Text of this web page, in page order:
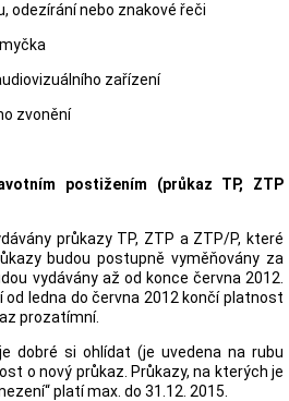
odezírání nebo znakové řeči
zařízení
zvonění
postižením (průkaz TP, ZTP
průkazy TP, ZTP a ZTP/P, které
budou postupně vyměňovány za
vydávány až od konce června 2012.
ledna do června 2012 končí platnost
prozatímní.
dobré si ohlídat (je uvedena na rubu
o nový průkaz. Průkazy, na kterých je
platí max. do 31.12. 2015.